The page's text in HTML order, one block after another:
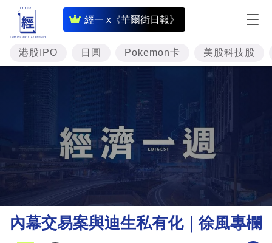
經一 x《華爾街日報》
即
時
財
經
投
資
樓
理
財
港股IPO 日圓 Pokemon卡 美股科技股
內幕交易案與迪生私有化｜徐風專欄